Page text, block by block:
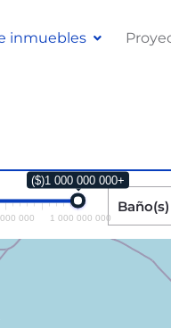
inmuebles
($)1 000 000 000+
000 1 000 000 000